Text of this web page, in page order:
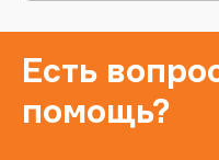
Есть
помощь?